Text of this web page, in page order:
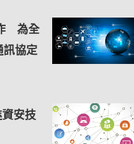
為全
訊協定
安技